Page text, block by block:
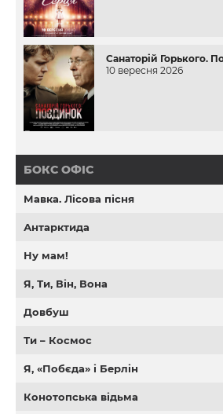
Санаторій Горького.
10 вересня 2026
БОКС ОФІС
Мавка. Лісова пісня
Антарктида
Ну мам!
Я, Ти, Він, Вона
Довбуш
Ти – Космос
Я, «Побєда» і Берлін
Конотопська відьма